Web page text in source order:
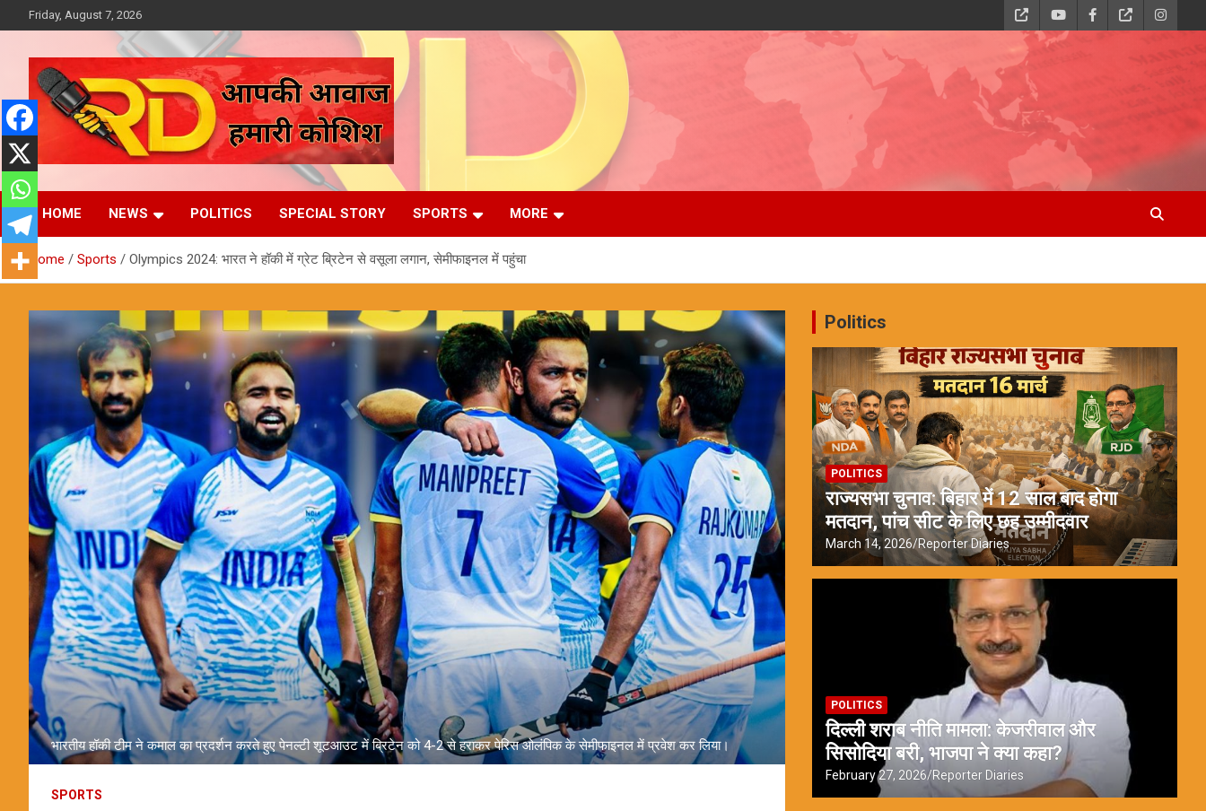
to
Friday, August 7, 2026
Reporter Diaries
आपकी आवाज, हमारी कोशिश
HOME NEWS POLITICS SPECIAL STORY SPORTS MORE
Home Sports Olympics 2024: भारत ने हॉकी में ग्रेट ब्रिटेन से वसूला लगान, सेमीफाइनल में पहुंचा
भारतीय हॉकी टीम ने कमाल का प्रदर्शन करते हुए पेनल्टी शूटआउट में ब्रिटेन को 4-2 से हराकर पेरिस ओलंपिक के सेमीफाइनल में प्रवेश कर लिया।
SPORTS
Politics
POLITICS
राज्यसभा चुनाव: बिहार में 12 साल बाद होगा
मतदान, पांच सीट के लिए छह उम्मीदवार
March 14, 2026 Reporter Diaries
POLITICS
दिल्ली शराब नीति मामला: केजरीवाल और
सिसोदिया बरी, भाजपा ने क्या कहा?
February 27, 2026 Reporter Diaries